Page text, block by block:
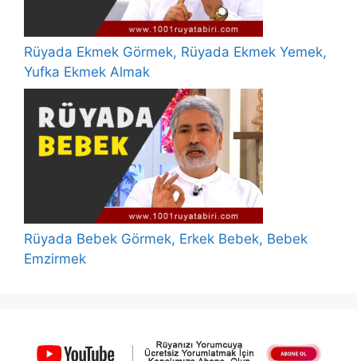
Rüyada Ekmek Görmek, Rüyada Ekmek Yemek,
Yufka Ekmek Almak
Rüyada Bebek Görmek, Erkek Bebek, Bebek
Emzirmek